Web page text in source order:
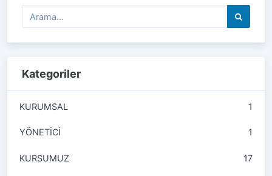
Kategoriler
KURUMSAL 1
YÖNETİCİ 1
KURSUMUZ 17